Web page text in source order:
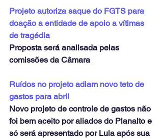
Projeto autoriza saque do FGTS para
doação a entidade de apoio a vítimas
de tragédia
Proposta será analisada pelas
comissões da Câmara
Ruídos no projeto adiam novo teto de
gastos para abril
Novo projeto de controle de gastos não
foi bem aceito por aliados do Planalto e
só será apresentado por Lula após sua